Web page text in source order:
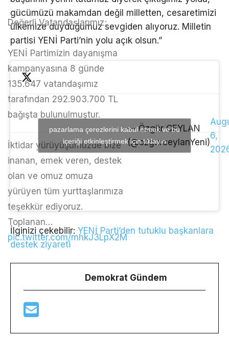
gücümüzü makamdan değil milletten, cesaretimizi
ülkemize duyduğumuz sevgiden alıyoruz. Milletin
partisi YENİ Parti’nin yolu açık olsun.”
Değerli Vatandaşlarımız;
YENİ Partimizin dayanışma
kampanyasına 8 günde
135.647 vatandaşımız
tarafından 292.903.700 TL
bağışta bulunulmuştur.
İktidar yürüyüşümüzde bize
inanan, emek veren, destek
olan ve omuz omuza
yürüyen tüm yurttaşlarımıza
teşekkür ediyoruz.
Toplanan…
pic.twitter.com/mhkJ3LpX2M
— Özgür CEYLAN
(@ozgurceylanYeni)
6,
pazarlama çerezlerini kabul etmek ve bu
içeriği etkinleştirmek için tıklayın
İlginizi çekebilir: YENİ Parti’den tutuklu başkanlara
destek ziyareti
Demokrat Gündem